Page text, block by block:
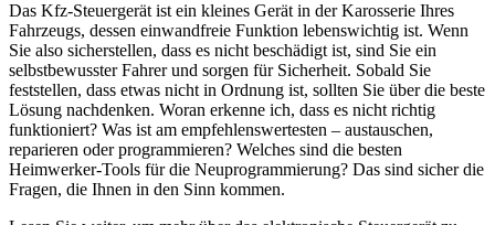
Das Kfz-Steuergerät ist ein kleines Gerät in der Karosserie Ihres
Fahrzeugs, dessen einwandfreie Funktion lebenswichtig ist. Wenn
Sie also sicherstellen, dass es nicht beschädigt ist, sind Sie ein
selbstbewusster Fahrer und sorgen für Sicherheit. Sobald Sie
feststellen, dass etwas nicht in Ordnung ist, sollten Sie über die beste
Lösung nachdenken. Woran erkenne ich, dass es nicht richtig
funktioniert? Was ist am empfehlenswertesten – austauschen,
reparieren oder programmieren? Welches sind die besten
Heimwerker-Tools für die Neuprogrammierung? Das sind sicher die
Fragen, die Ihnen in den Sinn kommen.